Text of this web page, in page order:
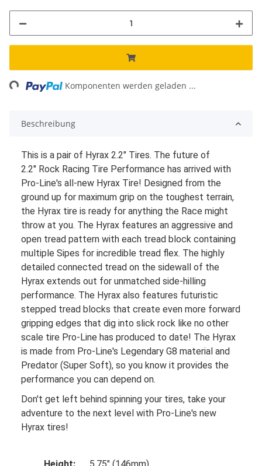
Komponenten werden geladen ...
Beschreibung
This is a pair of Hyrax 2.2" Tires. The future of
2.2" Rock Racing Tire Performance has arrived with
Pro-Line's all-new Hyrax Tire! Designed from the
ground up for maximum grip on the toughest terrain,
the Hyrax tire is ready for anything the Race might
throw at you. The Hyrax features an aggressive and
open tread pattern with each tread block containing
multiple Sipes for incredible tread flex. The highly
detailed connected tread on the sidewall of the
Hyrax extends out for unmatched side-hilling
performance. The Hyrax also features futuristic
stepped tread blocks that create even more forward
gripping edges that dig into slick rock like no other
scale tire Pro-Line has produced to date! The Hyrax
is made from Pro-Line's Legendary G8 material and
Predator (Super Soft), so you know it provides the
performance you can depend on.
Don't get left behind spinning your tires, take your
adventure to the next level with Pro-Line's new
Hyrax tires!